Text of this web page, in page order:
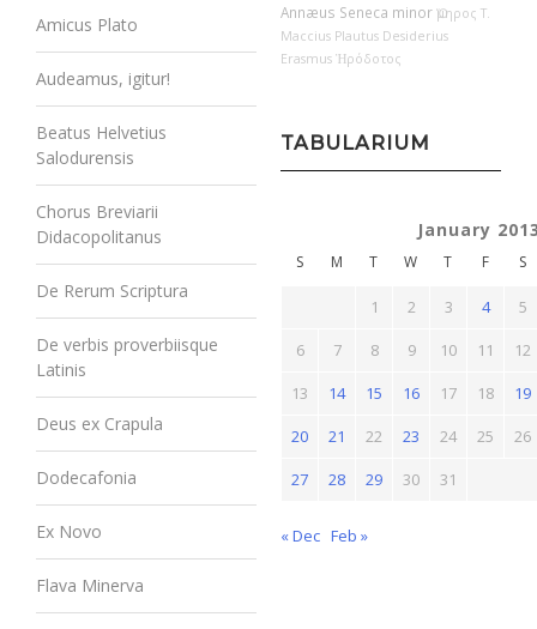
Amicus Plato
Audeamus, igitur!
Beatus Helvetius
Salodurensis
Chorus Breviarii
Didacopolitanus
De Rerum Scriptura
De verbis proverbiisque
Latinis
Deus ex Crapula
Dodecafonia
Ex Novo
Flava Minerva
Annæus Seneca minor Ὅμηρος T.
Maccius Plautus Desiderius
Erasmus Ἡρόδοτος
TABULARIUM
January
S M T W T F S
1 2 3 4
5
6
7 8 9 10 11
12
13
14 15 16 17 18
19
20
21 22 23 24 25
26
27
28 29 30 31
« Dec Feb »